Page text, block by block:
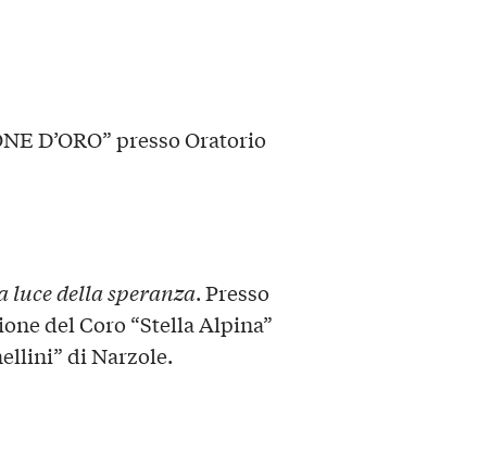
D’ORO” presso Oratorio
luce della speranza. Presso
del Coro “Stella Alpina”
di Narzole.